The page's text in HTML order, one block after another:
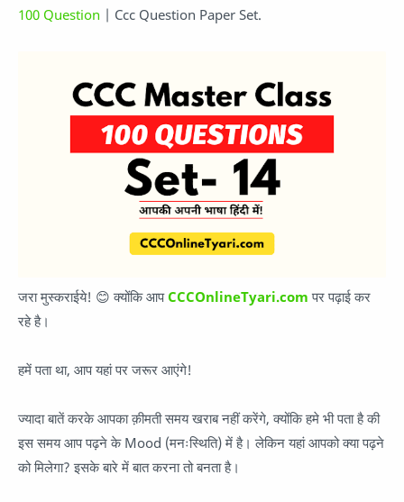
100 Question | Ccc Question Paper Set.
जरा मुस्कराईये! 😊 क्योंकि आपCCCOnlineTyari.com पर पढ़ाई कर
रहे है।
हमें पता था, आप यहां पर जरूर आएंगे!
ज्यादा बातें करके आपका क़ीमती समय खराब नहीं करेंगे, क्योंकि हमे भी पता है की
इस समय आप पढ़ने के Mood (मनःस्थिति) में है। लेकिन यहां आपको क्या पढ़ने
को मिलेगा? इसके बारे में बात करना तो बनता है।